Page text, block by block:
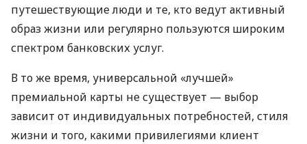
путешествующие люди и те, кто ведут активный
образ жизни или регулярно пользуются широким
спектром банковских услуг.
В то же время, универсальной «лучшей»
премиальной карты не существует — выбор
зависит от индивидуальных потребностей, стиля
жизни и того, какими привилегиями клиент